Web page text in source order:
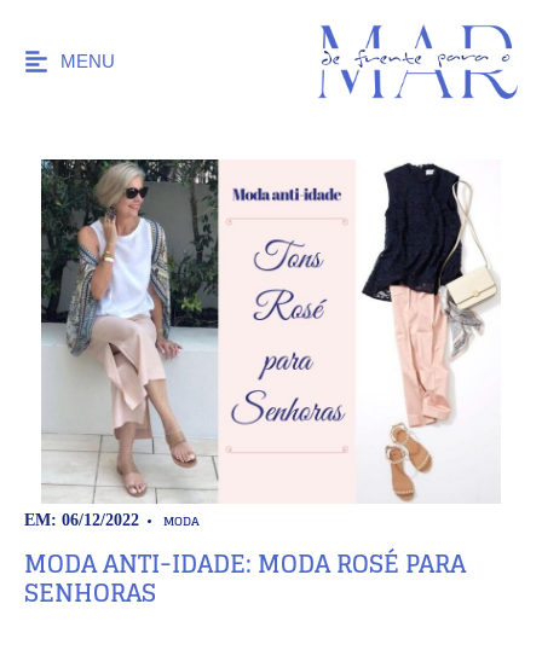
MENU
EM: 06/12/2022 MODA
MODA ANTI-IDADE: MODA ROSÉ PARA
SENHORAS